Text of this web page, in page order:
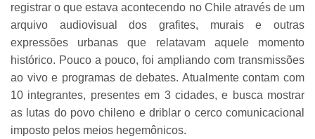
registrar o que estava acontecendo no Chile através de um
arquivo audiovisual dos grafites, murais e outras
expressões urbanas que relatavam aquele momento
histórico. Pouco a pouco, foi ampliando com transmissões
ao vivo e programas de debates. Atualmente contam com
10 integrantes, presentes em 3 cidades, e busca mostrar
as lutas do povo chileno e driblar o cerco comunicacional
imposto pelos meios hegemônicos.